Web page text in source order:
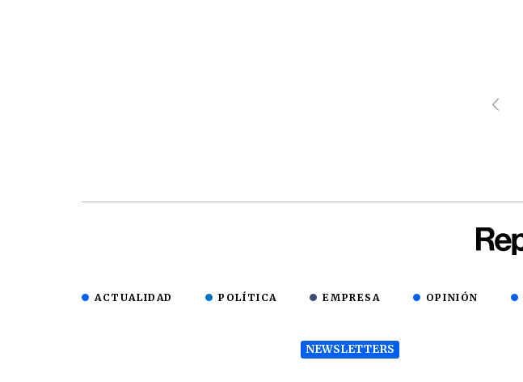
ACTUALIDAD POLÍTICA EMPRESA OPINIÓN
NEWSLETTERS